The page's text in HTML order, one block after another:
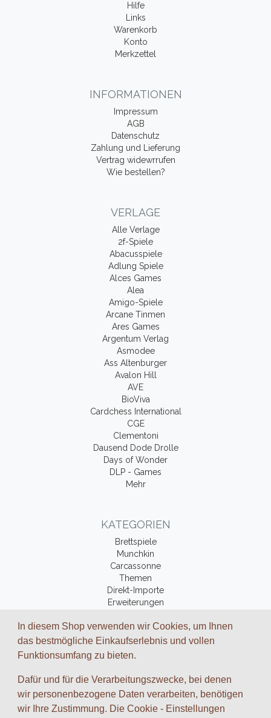
Hilfe
Links
Warenkorb
Konto
Merkzettel
INFORMATIONEN
Impressum
AGB
Datenschutz
Zahlung und Lieferung
Vertrag widewrrufen
Wie bestellen?
VERLAGE
Alle Verlage
2f-Spiele
Abacusspiele
Adlung Spiele
Alces Games
Alea
Amigo-Spiele
Arcane Tinmen
Ares Games
Argentum Verlag
Asmodee
Ass Altenburger
Avalon Hill
AVE
BioViva
Cardchess International
CGE
Clementoni
Dausend Dode Drolle
Days of Wonder
DLP - Games
Mehr
KATEGORIEN
Brettspiele
Munchkin
Carcassonne
Themen
Direkt-Importe
Erweiterungen
Zubehör
Wir arbeiten mit folgenden Dienstleistungs-Partnern zusammen:
In diesem Shop verwenden wir Cookies, um Ihnen
das bestmögliche Einkaufserlebnis und vollen
Funktionsumfang zu bieten.
Dafür und für die Verarbeitungszwecke, bei denen
wir personenbezogene Daten verarbeiten, benötigen
wir Ihre Zustimmung. Die Cookie - Einstellungen